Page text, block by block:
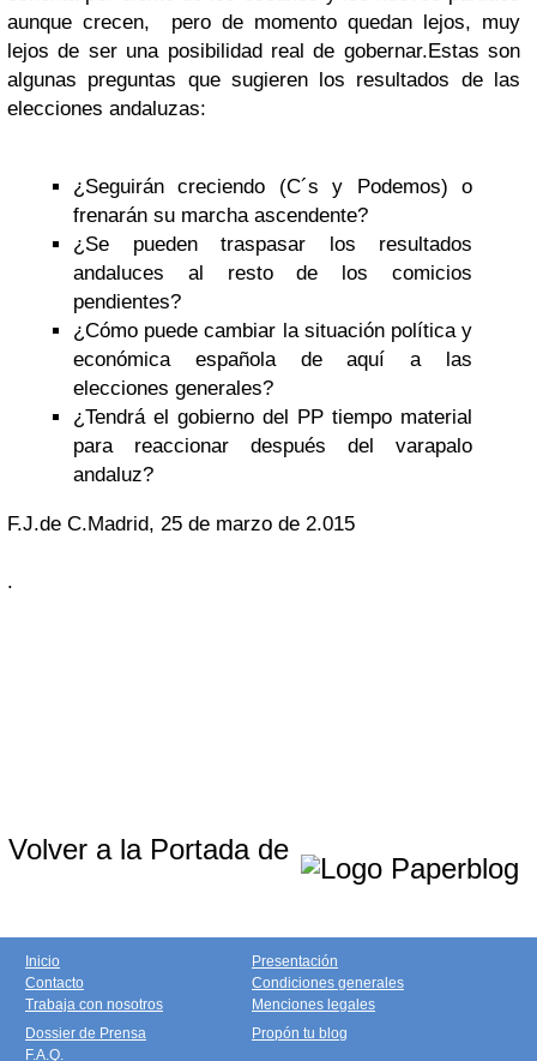
aunque crecen, pero de momento quedan lejos, muy
lejos de ser una posibilidad real de gobernar.Estas son
algunas preguntas que sugieren los resultados de las
elecciones andaluzas:
¿Seguirán creciendo (C´s y Podemos) o
frenarán su marcha ascendente?
¿Se pueden traspasar los resultados
andaluces al resto de los comicios
pendientes?
¿Cómo puede cambiar la situación política y
económica española de aquí a las
elecciones generales?
¿Tendrá el gobierno del PP tiempo material
para reaccionar después del varapalo
andaluz?
F.J.de C.Madrid, 25 de marzo de 2.015
.
Volver a la Portada de
Inicio
Contacto
Trabaja con nosotros
Presentación
Condiciones generales
Menciones legales
Dossier de Prensa
F.A.Q.
Propón tu blog